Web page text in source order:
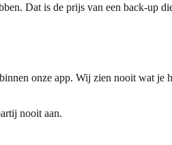
Dat is de prijs van een back-up
onze app. Wij zien nooit wat je
nooit aan.